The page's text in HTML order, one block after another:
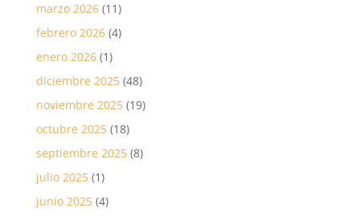
marzo 2026(11)
febrero 2026(4)
enero 2026(1)
diciembre 2025(48)
noviembre 2025(19)
octubre 2025(18)
septiembre 2025(8)
julio 2025(1)
junio 2025(4)